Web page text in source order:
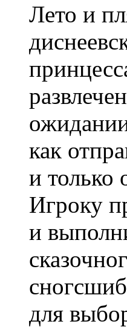
Лето и
как
и только
Игроку
и
для